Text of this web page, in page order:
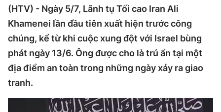
(HTV) - Ngày 5/7, Lãnh tụ Tối cao Iran Ali
Khamenei lần đầu tiên xuất hiện trước công
chúng, kể từ khi cuộc xung đột với Israel bùng
phát ngày 13/6. Ông được cho là trú ẩn tại một
địa điểm an toàn trong những ngày xảy ra giao
tranh.